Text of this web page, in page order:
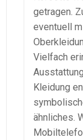
getragen.
eventuell
Vielfach
Kleidung
ähnliches.